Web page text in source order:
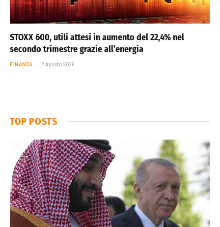
STOXX 600, utili attesi in aumento del 22,4% nel
secondo trimestre grazie all’energia
FINANZA 7 Agosto 2026
TOP POSTS